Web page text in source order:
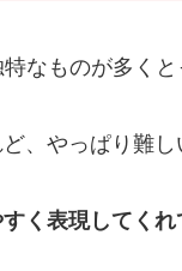
なものが多くと
、やっぱり難し
く表現してくれ